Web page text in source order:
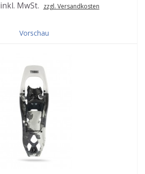
inkl. MwSt. zzgl. Versandkosten
Vorschau